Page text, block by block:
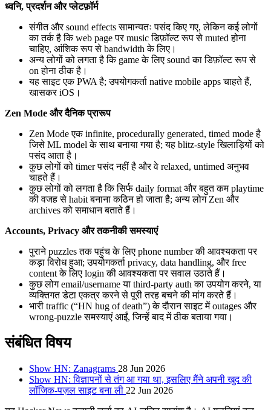
ध्वनि, प्रदर्शन और प्लेटफ़ॉर्म
संगीत और sound effects सामान्यतः पसंद किए गए, लेकिन कई लोगों
का तर्क है कि web page पर music डिफ़ॉल्ट रूप से muted होना
चाहिए, आंशिक रूप से bandwidth के लिए।
अन्य लोगों को लगता है कि game के लिए sound का डिफ़ॉल्ट रूप से
on होना ठीक है।
यह साइट एक PWA है; उपयोगकर्ता native mobile apps चाहते हैं,
खासकर iOS।
Zen Mode और दैनिक प्रारूप
Zen Mode एक infinite, procedurally generated, timed mode है
जिसे ML model के साथ बनाया गया है; यह blitz-style खिलाड़ियों को
पसंद आता है।
कुछ लोगों को timer पसंद नहीं है और वे relaxed, untimed अनुभव
चाहते हैं।
कुछ लोगों को लगता है कि सिर्फ daily format और बहुत कम playtime
की वजह से habit बनाना कठिन हो जाता है; अन्य लोग Zen और
archives को समाधान बताते हैं।
Accounts, Privacy और तकनीकी समस्याएं
पुराने puzzles तक पहुंच के लिए phone number की आवश्यकता पर
कड़ा विरोध हुआ; उपयोगकर्ता privacy, data handling, और free
content के लिए login की आवश्यकता पर सवाल उठाते हैं।
कुछ लोग email/username या third-party auth का उपयोग करने, या
व्यक्तिगत डेटा एकत्र करने से पूरी तरह बचने की मांग करते हैं।
भारी traffic (“HN hug of death”) के दौरान साइट में outages और
wrong-puzzle समस्याएं आईं, जिन्हें बाद में ठीक बताया गया।
संबंधित विषय
Show HN: Zanagrams 28 Jun 2026
Show HN: विज्ञापनों से तंग आ गया था, इसलिए मैंने अपनी खुद की
लॉजिक-पज़ल साइट बना ली 22 Jun 2026